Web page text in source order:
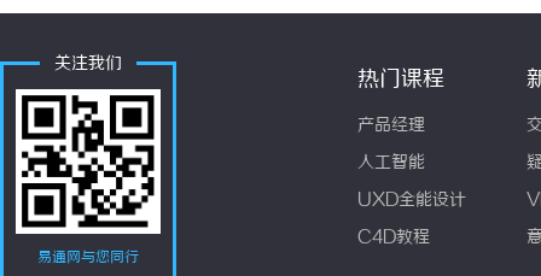
关注我们
易通网与您同行
热门课程
产品经理
人工智能
UXD全能设计
C4D教程